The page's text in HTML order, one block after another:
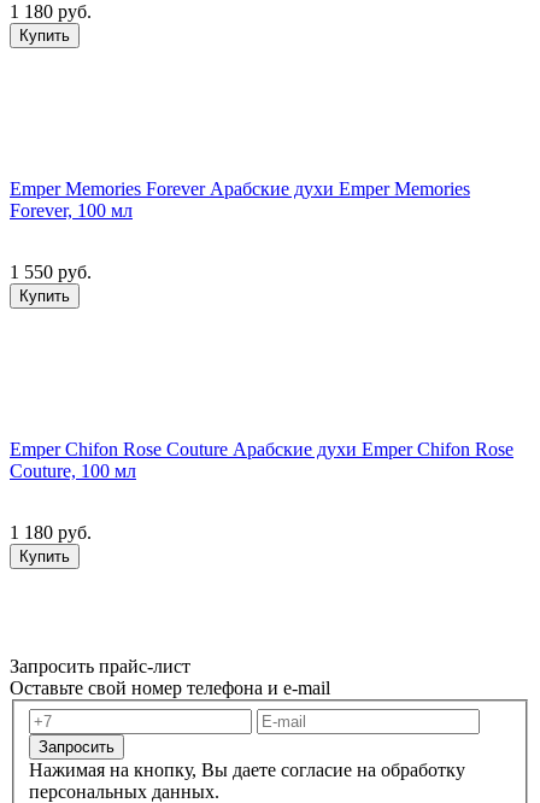
1 180 руб.
Купить
Emper Memories Forever Арабские духи Emper Memories
Forever, 100 мл
1 550 руб.
Купить
Emper Chifon Rose Couture Арабские духи Emper Chifon Rose
Couture, 100 мл
1 180 руб.
Купить
Запросить прайс-лист
Оставьте свой номер телефона и e-mail
Запросить
Нажимая на кнопку, Вы даете согласие на обработку
персональных данных.